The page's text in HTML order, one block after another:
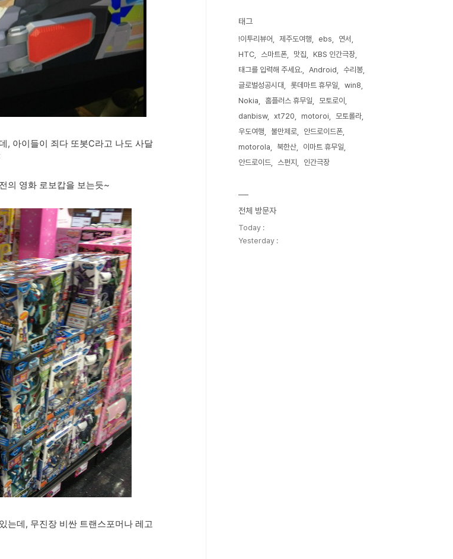
, 아이들이 죄다 또봇C라고 나도 사달
의 영화 로보캅을 보는듯~
는데, 무진장 비싼 트랜스포머나 레고
태그
!이투리뷰어 제주도여행 ebs
연서
HTC
스마트폰 맛집
KBS 인간극장
태그를 입력해 주세요.
Android
수리봉
글로벌성공시대
롯데마트 휴무일
win8
Nokia
홈플러스 휴무일
모토로이
danbisw
xt720 motoroi
모토롤라
우도여행
불만제로
안드로이드폰
motorola
북한산
이마트 휴무일
안드로이드
스펀지 인간극장
전체 방문자
Today :
Yesterday :